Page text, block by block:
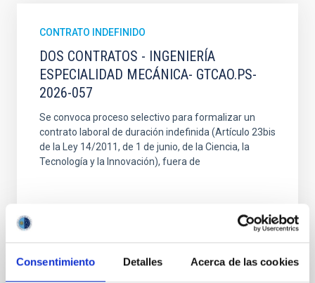
Consentimiento Detalles Acerca de las cookies
CONTRATO INDEFINIDO
DOS CONTRATOS - INGENIERÍA
ESPECIALIDAD MECÁNICA- GTCAO.PS-
2026-057
Se convoca proceso selectivo para formalizar un
contrato laboral de duración indefinida (Artículo 23bis
de la Ley 14/2011, de 1 de junio, de la Ciencia, la
Tecnología y la Innovación), fuera de